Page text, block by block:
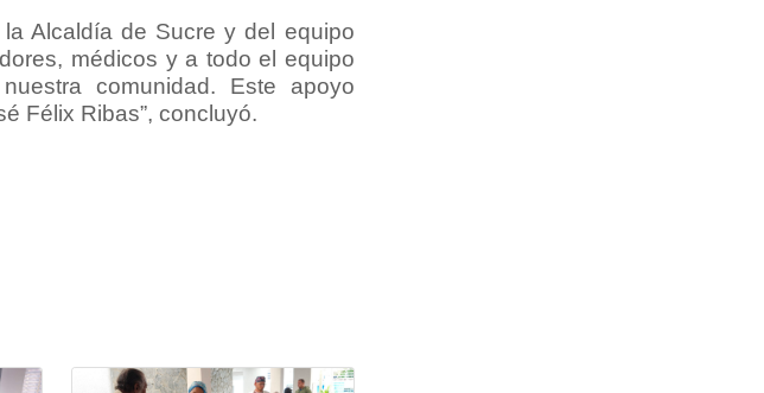
Alcaldía de Sucre y del equipo
médicos y a todo el equipo
comunidad. Este apoyo
Félix Ribas”, concluyó.